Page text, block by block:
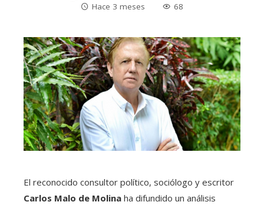
Hace 3 meses
68
El reconocido consultor político, sociólogo y escritor
Carlos Malo de Molina ha difundido un análisis